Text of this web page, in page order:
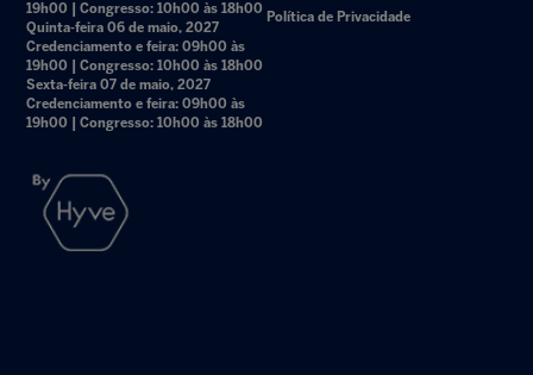
19h00 | Congresso: 10h00 às 18h00
Quinta-feira 06 de maio, 2027
Credenciamento e feira: 09h00 às
19h00 | Congresso: 10h00 às 18h00
Sexta-feira 07 de maio, 2027
Credenciamento e feira: 09h00 às
19h00 | Congresso: 10h00 às 18h00
Política de Privacidade